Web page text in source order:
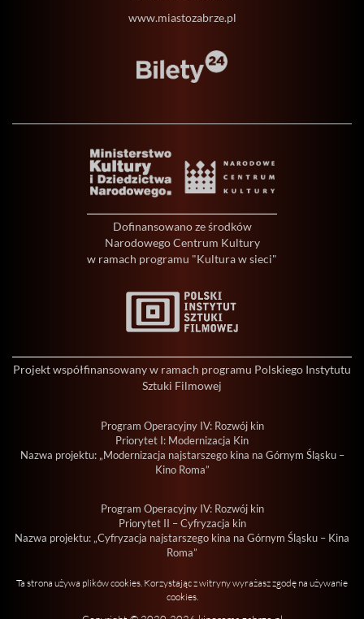
www.miastozabrze.pl
Dofinansowano ze środków
Narodowego Centrum Kultury
w ramach programu "Kultura w sieci"
Projekt współfinansowany w ramach programu Polskiego Instytutu
Sztuki Filmowej
Program Operacyjny IV: Rozwój kin
Priorytet I: Modernizacja Kin
Nazwa projektu: „Modernizacja najstarszego kina na Górnym Śląsku –
Kino Roma”
Program Operacyjny IV: Rozwój kin
Priorytet II – Cyfryzacja kin
Nazwa projektu: „Cyfryzacja najstarszego kina na Górnym Śląsku – Kina
Roma”
Ta strona używa plików cookies. Korzystając z witryny wyrażasz zgodę na używanie
cookies.